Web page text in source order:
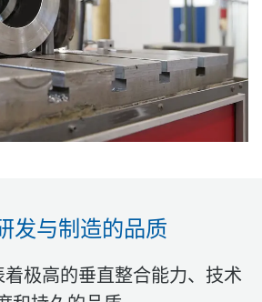
发与制造的品质
着极高的垂直整合能力、 技术